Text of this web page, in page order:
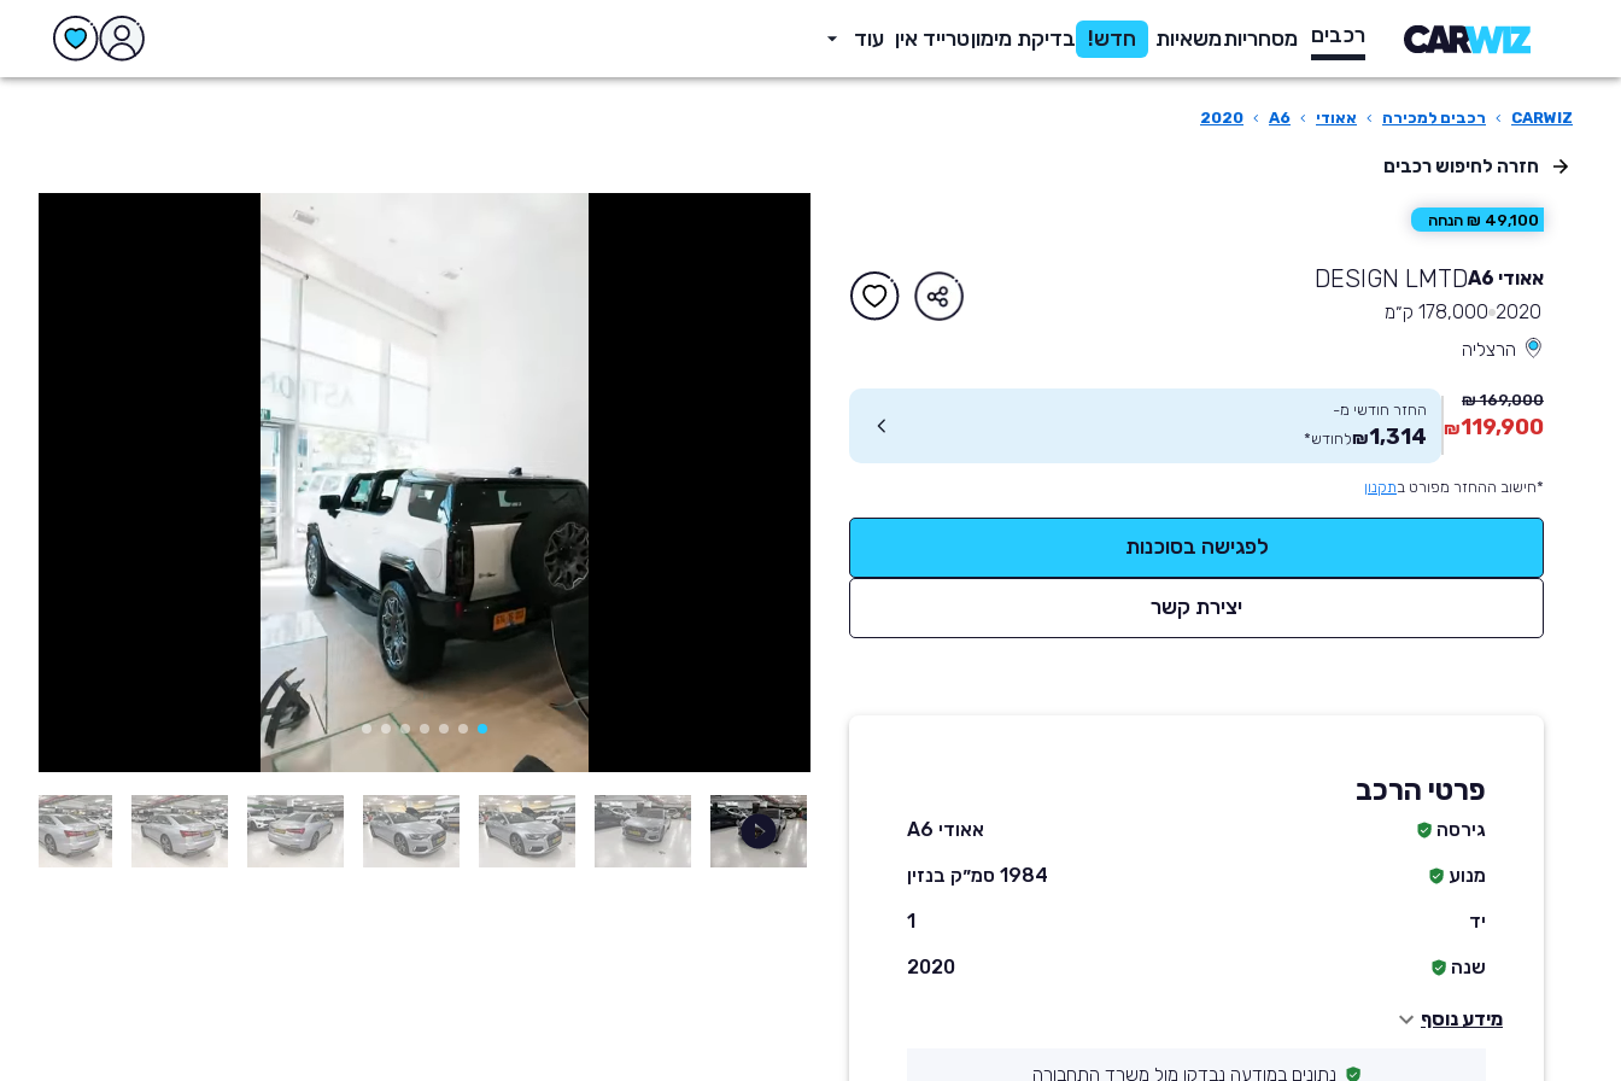
רכבים מסחריותמשאיות חדש! בדיקת מימוןטרייד אין עוד
CARWIZ
› רכבים למכירה › אאודי ›
A6
›
2020
חזרה לחיפוש רכבים
49,100 ₪ הנחה
אאודי A6 DESIGN LMTD
2020 178,000 ק״מ
הרצליה
169,000 ₪
119,900
₪
החזר חודשי מ-
1,314
₪לחודש*
*חישוב ההחזר מפורט בתקנון
לפגישה בסוכנות
יצירת קשר
פרטי הרכב
גירסה
אאודי A6
מנוע
1984 סמ״ק בנזין
יד
1
שנה
2020
מידע נוסף
נתונים במודעה נבדקו מול משרד התחבורה